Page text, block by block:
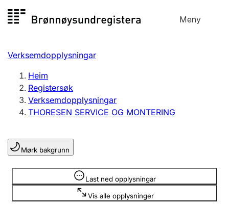
til
Meny
Registersøk
Aksjeselskap
Enkeltpersonføretak
Registrere, endre, slette
Lag og foreining
Registrere, endre, slette
Verksemdopplysningar
Heim
Registersøk
Verksemdopplysningar
THORESEN SERVICE OG MONTERING
Mørk bakgrunn
Last ned opplysningar
Vis alle opplysninger
Opplysninger er skjult